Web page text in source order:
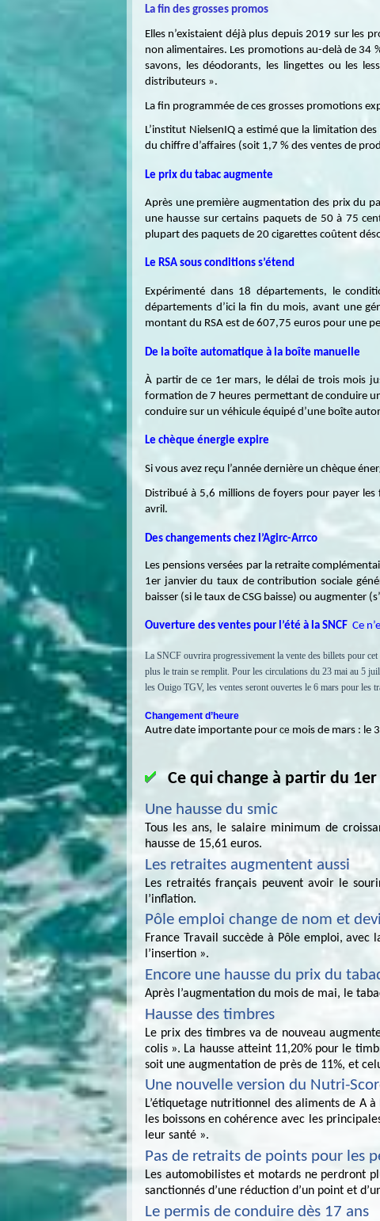
La fin des grosses promos
Elles n’existaient déjà plus depuis 2019 sur les
non alimentaires. Les promotions au-delà de 34
savons, les déodorants, les lingettes ou les
distributeurs ».
La fin programmée de ces grosses promotions
L’institut NielsenIQ a estimé que la limitation
du chiffre d’affaires (soit 1,7 % des ventes de
Le prix du tabac augmente
Après une première augmentation des prix du
une hausse sur certains paquets de 50 à 75
plupart des paquets de 20 cigarettes coûtent
Le RSA sous conditions s’étend
Expérimenté dans 18 départements, le
départements d’ici la fin du mois, avant une
montant du RSA est de 607,75 euros pour une
De la boîte automatique à la boîte manuelle
À partir de ce 1er mars, le délai de trois mois
formation de 7 heures permettant de conduire
conduire sur un véhicule équipé d’une boîte
Le chèque énergie expire
Si vous avez reçu l’année dernière un chèque
Distribué à 5,6 millions de foyers pour payer
avril.
Des changements chez l’Agirc-Arrco
Les pensions versées par la retraite
1er janvier du taux de contribution sociale
baisser (si le taux de CSG baisse) ou augmenter
Ouverture des ventes pour l’été à la SNCF Ce
La SNCF ouvrira progressivement la vente des billets pour
plus le train se remplit. Pour les circulations du 23 mai au 5
les Ouigo TGV, les ventes seront ouvertes le 6 mars pour les
Changement d’heure
Autre date importante pour ce mois de mars : le
Ce qui change à partir du
Une hausse du smic
Tous les ans, le salaire minimum de
hausse de 15,61 euros.
Les retraites augmentent aussi
Les retraités français peuvent avoir le
l’inflation.
Pôle emploi change de nom et
France Travail succède à Pôle emploi, avec
l’insertion ».
Encore une hausse du prix du
Après l’augmentation du mois de mai, le
Hausse des timbres
Le prix des timbres va de nouveau
colis ». La hausse atteint 11,20% pour le
soit une augmentation de près de 11%, et
Une nouvelle version du Nutri-
L’étiquetage nutritionnel des aliments de A
les boissons en cohérence avec les
leur santé ».
Pas de retraits de points pour les
Les automobilistes et motards ne perdront
sanctionnés d’une réduction d’un point et
Le permis de conduire dès 17 ans